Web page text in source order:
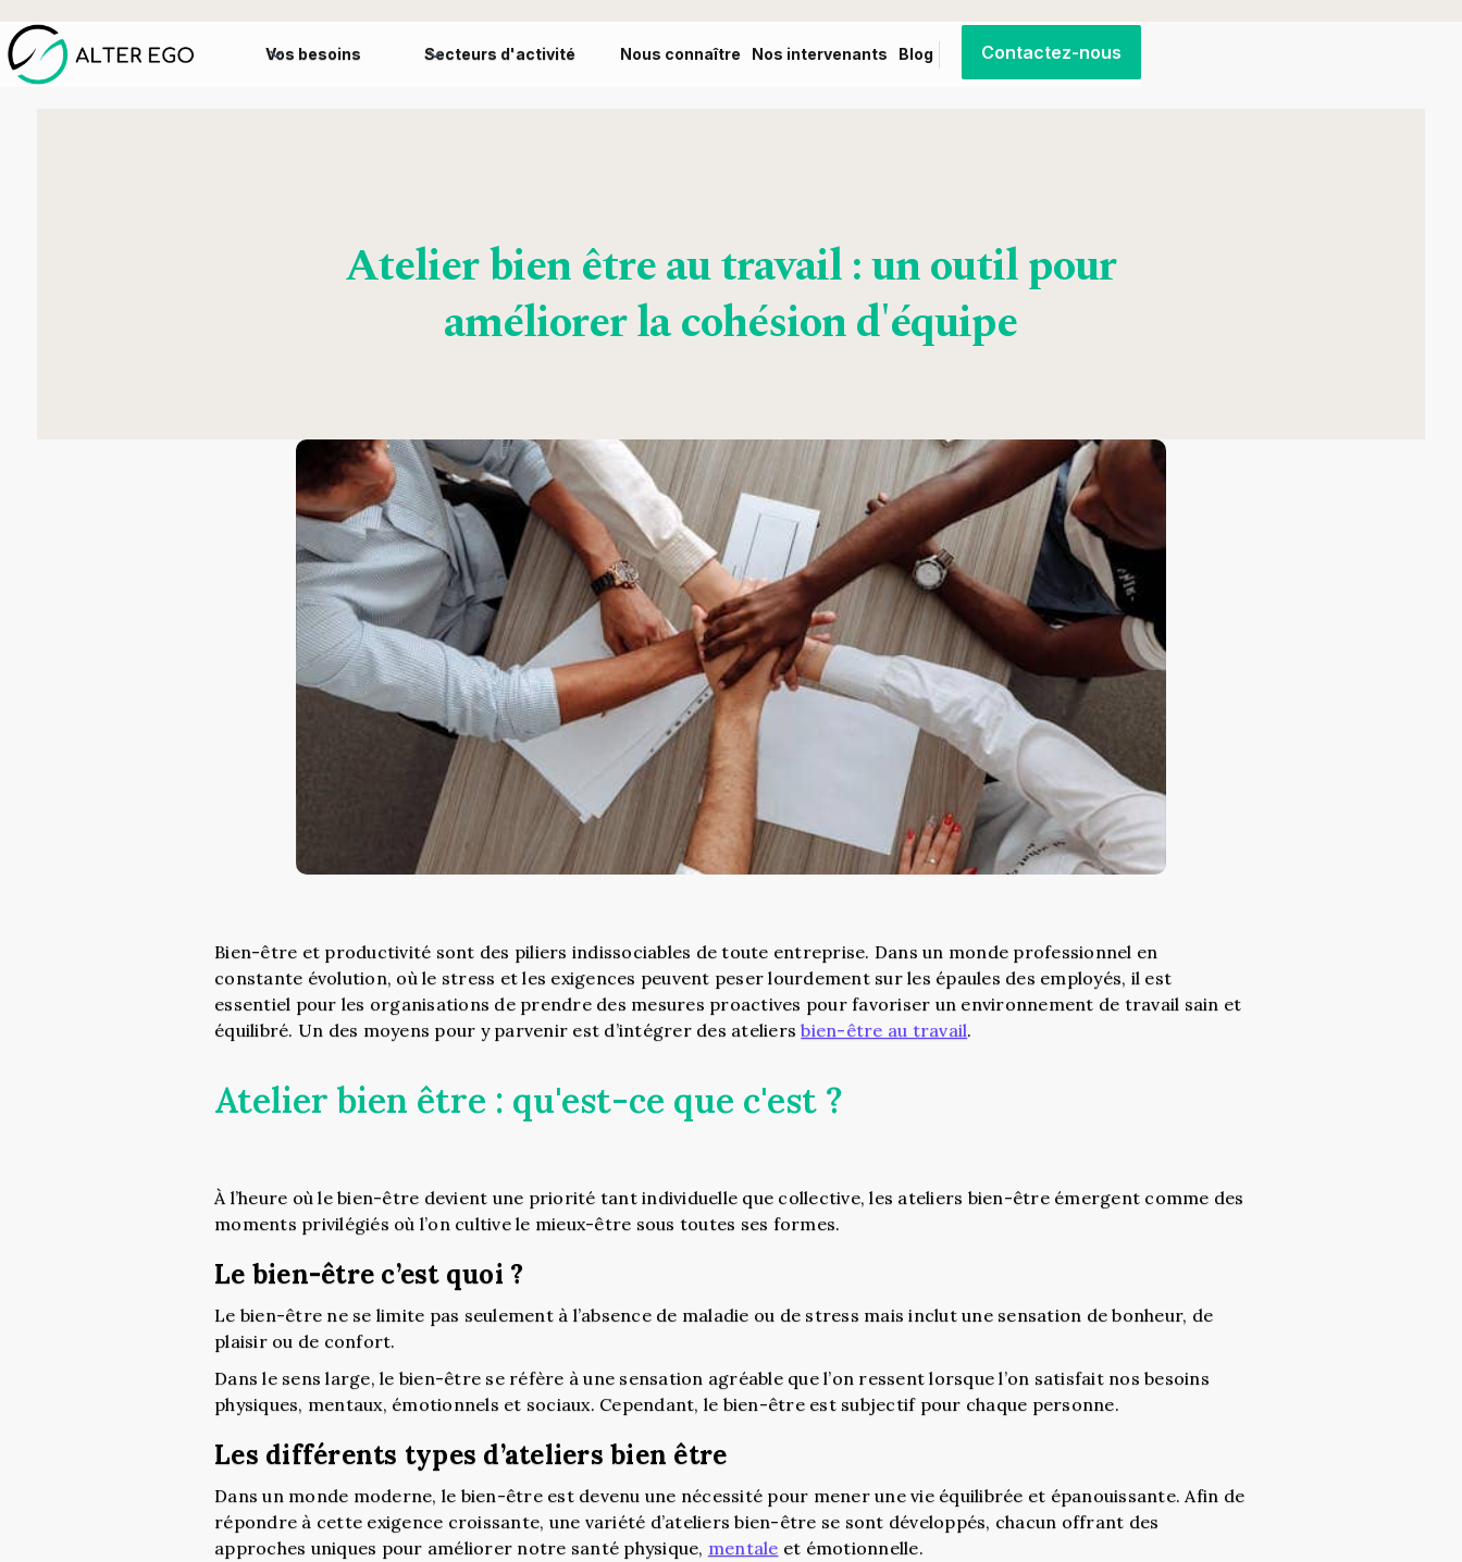
Vos besoins Secteurs d'activité Nous connaître Nos intervenants Blog Contactez-nous
Atelier bien être au travail : un outil pour
améliorer la cohésion d'équipe
Bien-être et productivité sont des piliers indissociables de toute entreprise. Dans un monde professionnel en
constante évolution, où le stress et les exigences peuvent peser lourdement sur les épaules des employés, il est
essentiel pour les organisations de prendre des mesures proactives pour favoriser un environnement de travail sain et
équilibré. Un des moyens pour y parvenir est d’intégrer des ateliersbien-être au travail.
Atelier bien être : qu'est-ce que c'est ?
À l’heure où le bien-être devient une priorité tant individuelle que collective, les ateliers bien-être émergent comme des
moments privilégiés où l’on cultive le mieux-être sous toutes ses formes.
Le bien-être c’est quoi ?
Le bien-être ne se limite pas seulement à l’absence de maladie ou de stress mais inclut une sensation de bonheur, de
plaisir ou de confort.
Dans le sens large, le bien-être se réfère à une sensation agréable que l’on ressent lorsque l’on satisfait nos besoins
physiques, mentaux, émotionnels et sociaux. Cependant, le bien-être est subjectif pour chaque personne.
Les différents types d’ateliers bien être
Dans un monde moderne, le bien-être est devenu une nécessité pour mener une vie équilibrée et épanouissante. Afin de
répondre à cette exigence croissante, une variété d’ateliers bien-être se sont développés, chacun offrant des
approches uniques pour améliorer notre santé physique, mentale et émotionnelle.